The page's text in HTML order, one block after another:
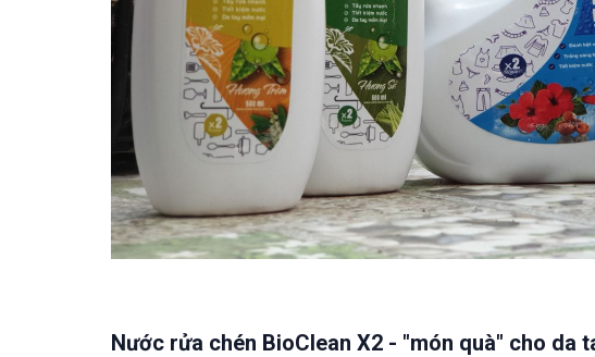
Nước rửa chén BioClean X2 - "món quà" cho da